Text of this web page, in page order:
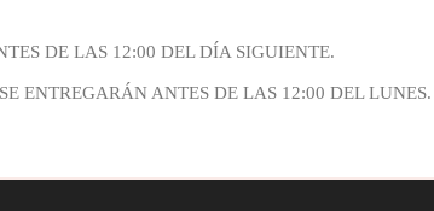
DE LAS 12:00 DEL DÍA SIGUIENTE.
ENTREGARÁN ANTES DE LAS 12:00 DEL LUNES.